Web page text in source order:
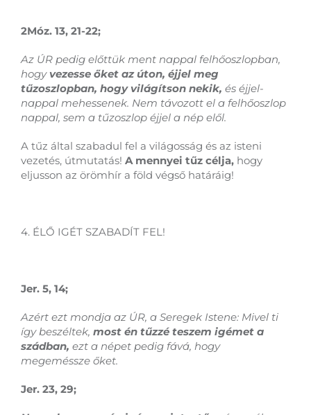
2Móz. 13, 21-22;
Az ÚR pedig előttük ment nappal felhőoszlopban,
hogyvezesse őket az úton, éjjel meg
tűzoszlopban, hogy világítson nekik, és éjjel-
nappal mehessenek. Nem távozott el a felhőoszlop
nappal, sem a tűzoszlop éjjel a nép elől.
A tűz által szabadul fel a világosság és az isteni
vezetés, útmutatás! A mennyei tűz célja, hogy
eljusson az örömhír a föld végső határáig!
4. ÉLŐ IGÉT SZABADÍT FEL!
Jer. 5, 14;
Azért ezt mondja az ÚR, a Seregek Istene: Mivel ti
így beszéltek, most én tűzzé teszem igémet a
szádban, ezt a népet pedig fává, hogy
megeméssze őket.
Jer. 23, 29;